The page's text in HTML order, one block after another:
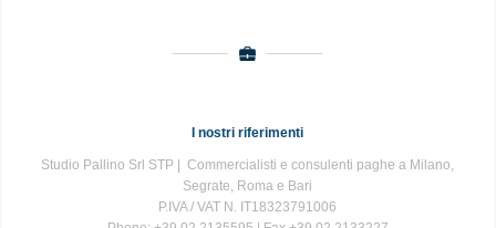
I nostri riferimenti
Studio Pallino Srl STP | Commercialisti e consulenti paghe a Milano,
Segrate, Roma e Bari
P.IVA / VAT N. IT18323791006